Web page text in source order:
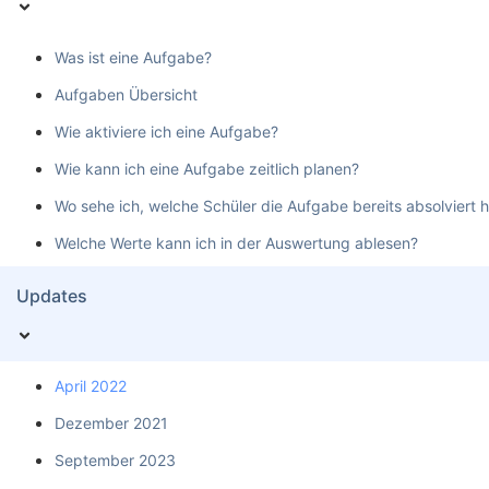
Was ist eine Aufgabe?
Aufgaben Übersicht
Wie aktiviere ich eine Aufgabe?
Wie kann ich eine Aufgabe zeitlich planen?
Wo sehe ich, welche Schüler die Aufgabe bereits absolviert
Welche Werte kann ich in der Auswertung ablesen?
Updates
April 2022
Dezember 2021
September 2023